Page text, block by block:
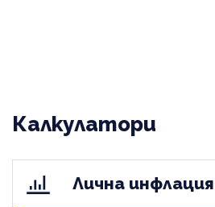
Калкулатори
Лична инфлация